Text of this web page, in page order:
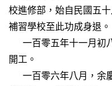
校進修部，始自民國五
補習學校至此功成身退。
一百零五年十一月初八
開工。
一百零六年八月，余